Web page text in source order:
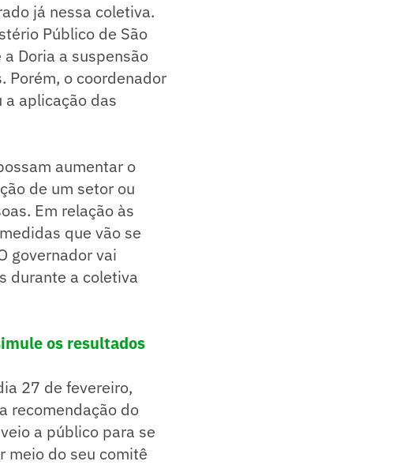
já nessa coletiva.
Público de São
Doria a suspensão
Porém, o coordenador
a aplicação das
aumentar o
de um setor ou
Em relação às
que vão se
governador vai
durante a coletiva
os resultados
27 de fevereiro,
recomendação do
a público para se
meio do seu comitê